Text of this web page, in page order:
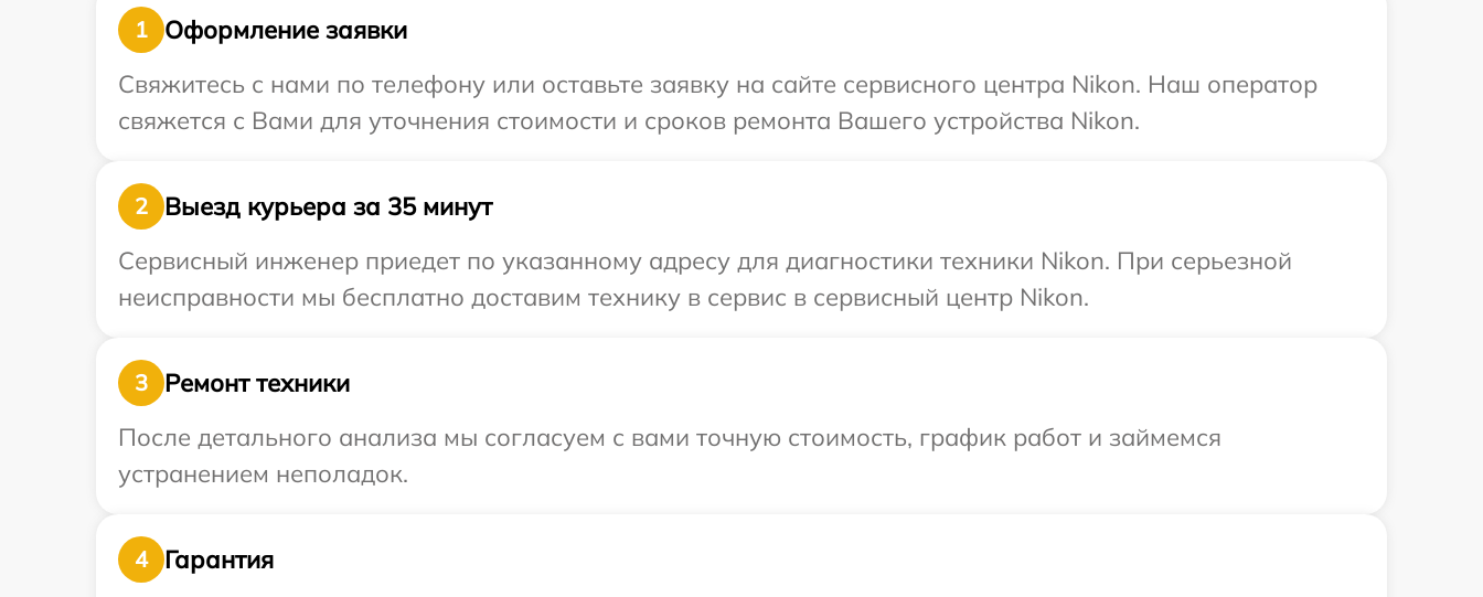
1
Оформление заявки
Свяжитесь с нами по телефону или оставьте заявку на сайте сервисного центра Nikon. Наш оператор
свяжется с Вами для уточнения стоимости и сроков ремонта Вашего устройства Nikon.
2
Выезд курьера за 35 минут
Сервисный инженер приедет по указанному адресу для диагностики техники Nikon. При серьезной
неисправности мы бесплатно доставим технику в сервис в сервисный центр Nikon.
3
Ремонт техники
После детального анализа мы согласуем с вами точную стоимость, график работ и займемся
устранением неполадок.
4
Гарантия